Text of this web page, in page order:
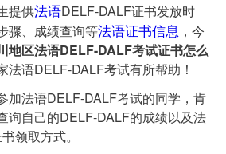
提供法语DELF-DALF证书发放时
骤、成绩查询等法语证书信息 ，今
地区法语DELF-DALF考试证书怎么
法语DELF-DALF考试有所帮助！
加法语DELF-DALF考试的同学，肯
询自己的DELF-DALF的成绩以及法
领取方式。